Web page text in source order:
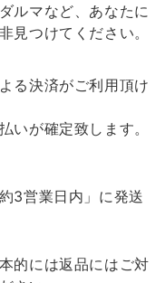
ード ］ 2個セット 【 S 】
けない盛り塩は間違った
す。 ありがとうございま
ルマなど、あなたに
見つけてください。
る決済がご利用頂け
いが確定致します。
3営業日内」に発送
的には返品にはご対